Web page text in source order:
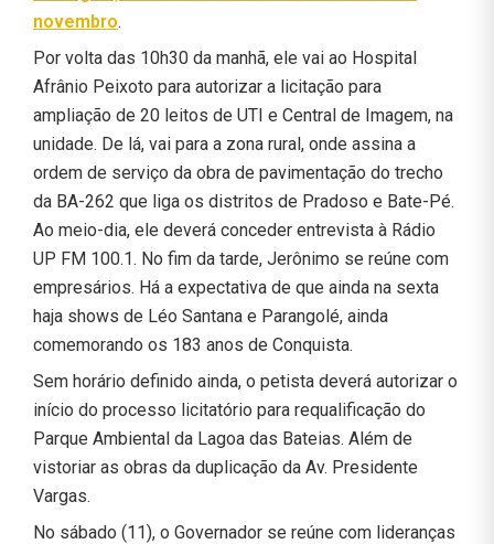
novembro.
Por volta das 10h30 da manhã, ele vai ao Hospital
Afrânio Peixoto para autorizar a licitação para
ampliação de 20 leitos de UTI e Central de Imagem, na
unidade. De lá, vai para a zona rural, onde assina a
ordem de serviço da obra de pavimentação do trecho
da BA-262 que liga os distritos de Pradoso e Bate-Pé.
Ao meio-dia, ele deverá conceder entrevista à Rádio
UP FM 100.1. No fim da tarde, Jerônimo se reúne com
empresários. Há a expectativa de que ainda na sexta
haja shows de Léo Santana e Parangolé, ainda
comemorando os 183 anos de Conquista.
Sem horário definido ainda, o petista deverá autorizar o
início do processo licitatório para requalificação do
Parque Ambiental da Lagoa das Bateias. Além de
vistoriar as obras da duplicação da Av. Presidente
Vargas.
No sábado (11), o Governador se reúne com lideranças